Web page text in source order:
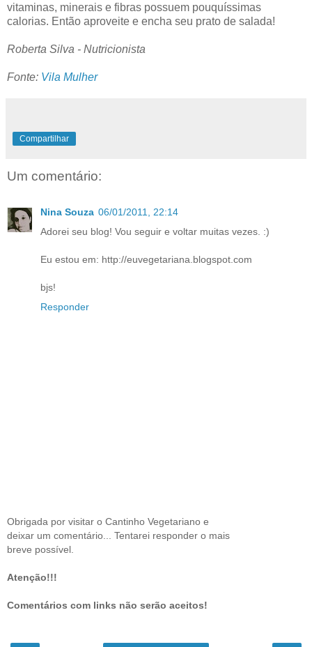
vitaminas, minerais e fibras possuem pouquíssimas
calorias. Então aproveite e encha seu prato de salada!
Roberta Silva - Nutricionista
Fonte: Vila Mulher
Compartilhar
Um comentário:
Nina Souza 06/01/2011, 22:14
Adorei seu blog! Vou seguir e voltar muitas vezes. :)
Eu estou em: http://euvegetariana.blogspot.com
bjs!
Responder
Obrigada por visitar o Cantinho Vegetariano e
deixar um comentário... Tentarei responder o mais
breve possível.
Atenção!!!
Comentários com links não serão aceitos!